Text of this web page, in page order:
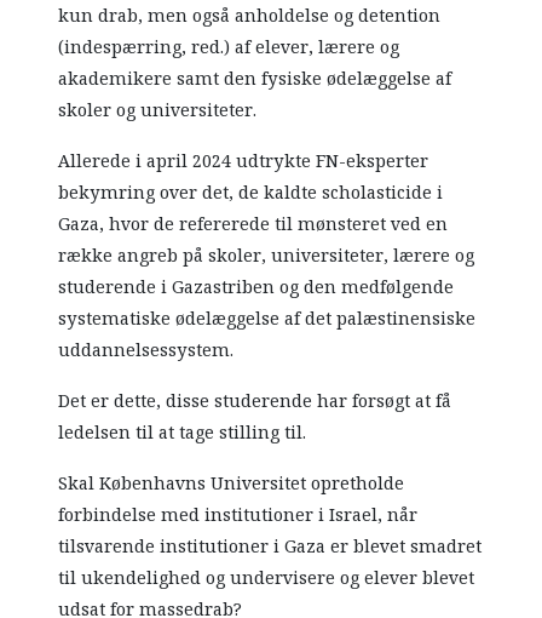
kun drab, men også anholdelse og detention
(indespærring, red.) af elever, lærere og
akademikere samt den fysiske ødelæggelse af
skoler og universiteter.
Allerede i april 2024 udtrykte FN-eksperter
bekymring over det, de kaldte scholasticide i
Gaza, hvor de refererede til mønsteret ved en
række angreb på skoler, universiteter, lærere og
studerende i Gazastriben og den medfølgende
systematiske ødelæggelse af det palæstinensiske
uddannelsessystem.
Det er dette, disse studerende har forsøgt at få
ledelsen til at tage stilling til.
Skal Københavns Universitet opretholde
forbindelse med institutioner i Israel, når
tilsvarende institutioner i Gaza er blevet smadret
til ukendelighed og undervisere og elever blevet
udsat for massedrab?